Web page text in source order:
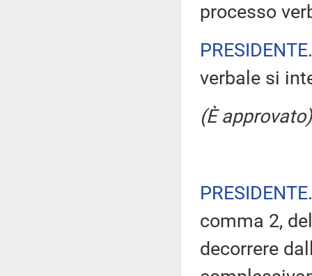
processo
PRESIDENTE
verbale si
(È approvato)
PRESIDENTE
comma 2,
decorrere